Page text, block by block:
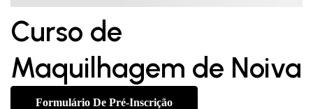
Curso de
Maquilhagem de Noiva
Formulário De Pré-Inscrição